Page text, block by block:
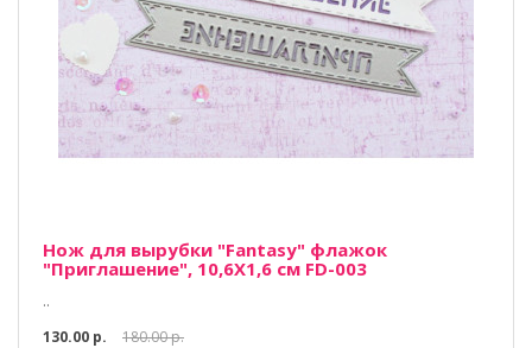
Нож для вырубки "Fantasy" флажок
"Приглашение", 10,6Х1,6 см FD-003
..
130.00 р.
180.00 р.